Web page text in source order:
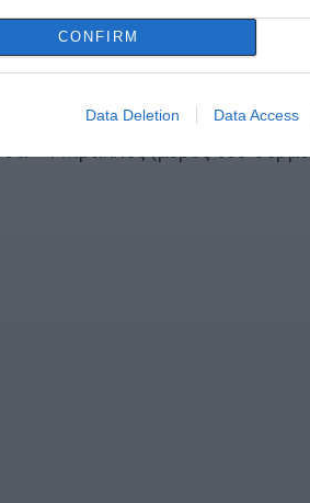
CONFIRM
Data Deletion Data Access
ςΧαλκίδας – Νέας
Καρπενησίου στο
– Μπράλλος (μέρος του